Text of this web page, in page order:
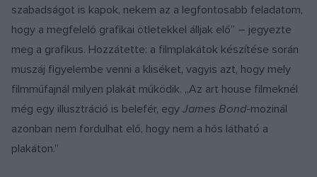
szabadságot is kapok, nekem az a legfontosabb feladatom,
hogy a megfelelő grafikai ötletekkel álljak elő” – jegyezte
meg a grafikus. Hozzátette: a filmplakátok készítése során
muszáj figyelembe venni a kliséket, vagyis azt, hogy mely
filmműfajnál milyen plakát működik. „Az art house filmeknél
még egy illusztráció is belefér, egy James Bond-mozinál
azonban nem fordulhat elő, hogy nem a hős látható a
plakáton.”